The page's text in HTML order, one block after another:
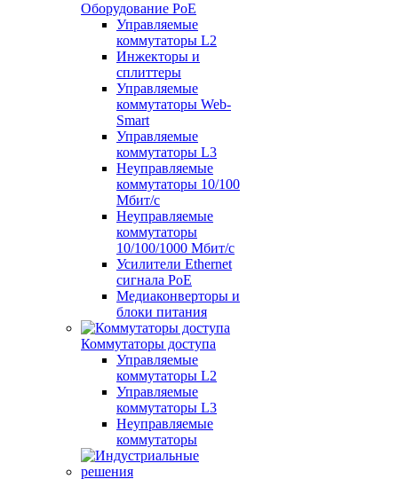
Оборудование PoE
Управляемые
коммутаторы L2
Инжекторы и
сплиттеры
Управляемые
коммутаторы Web-
Smart
Управляемые
коммутаторы L3
Неуправляемые
коммутаторы 10/100
Мбит/с
Неуправляемые
коммутаторы
10/100/1000 Мбит/с
Усилители Ethernet
сигнала PoE
Медиаконверторы и
блоки питания
Коммутаторы доступа
Управляемые
коммутаторы L2
Управляемые
коммутаторы L3
Неуправляемые
коммутаторы